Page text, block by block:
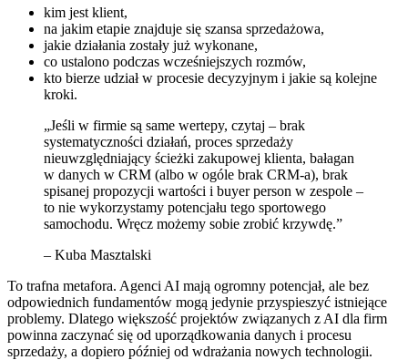
kim jest klient,
na jakim etapie znajduje się szansa sprzedażowa,
jakie działania zostały już wykonane,
co ustalono podczas wcześniejszych rozmów,
kto bierze udział w procesie decyzyjnym i jakie są kolejne
kroki.
„Jeśli w firmie są same wertepy, czytaj – brak
systematyczności działań, proces sprzedaży
nieuwzględniający ścieżki zakupowej klienta, bałagan
w danych w CRM (albo w ogóle brak CRM-a), brak
spisanej propozycji wartości i buyer person w zespole –
to nie wykorzystamy potencjału tego sportowego
samochodu. Wręcz możemy sobie zrobić krzywdę.”
– Kuba Masztalski
To trafna metafora. Agenci AI mają ogromny potencjał, ale bez
odpowiednich fundamentów mogą jedynie przyspieszyć istniejące
problemy. Dlatego większość projektów związanych z AI dla firm
powinna zaczynać się od uporządkowania danych i procesu
sprzedaży, a dopiero później od wdrażania nowych technologii.